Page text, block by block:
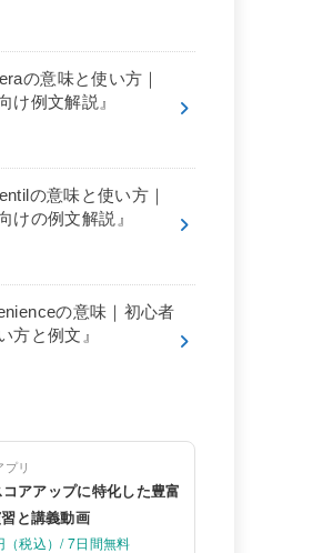
の意味と使い方｜
け例文解説』
の意味と使い方｜
けの例文解説』
の意味｜初心者
方と例文』
リ
アアップに特化した豊富
と講義動画
（税込）/ 7日間無料